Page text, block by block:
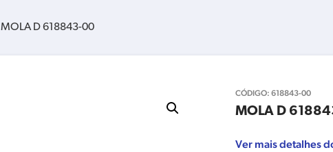
MOLA D 618843-00
CÓDIGO: 618843-00
MOLA D
Ver mais detalhes